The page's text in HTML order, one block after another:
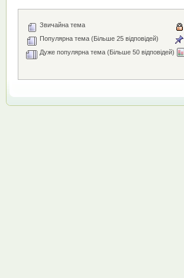
Звичайна тема
Популярна тема (Більше 25 відповідей)
Дуже популярна тема (Більше 50 відповідей)